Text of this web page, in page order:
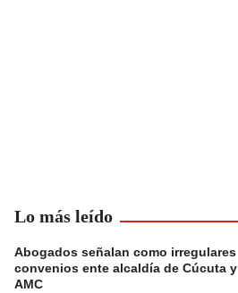
Lo más leído
Abogados señalan como irregulares
convenios ente alcaldía de Cúcuta y
AMC